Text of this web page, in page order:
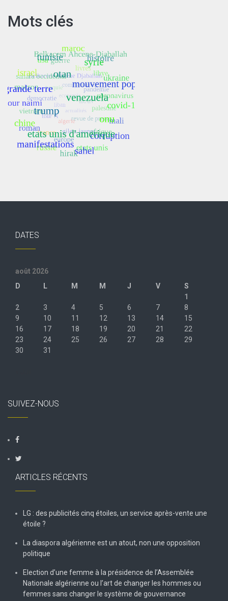
Mots clés
DATES
août 2026
D
L M M J V
S
1
2
3 4 5 6 7
8
9
10 11 12 13 14
15
16
17 18 19 20 21
22
23
24 25 26 27 28
29
30
31
SUIVEZ-NOUS
ARTICLES RÉCENTS
LG : des publicités cinq étoiles, un service après-vente une
étoile ?
La diaspora algérienne est un atout, non une opposition
politique
Election d’une femme à la présidence de l’Assemblée
Nationale algérienne ou l’art de changer les hommes ou
femmes sans changer le système de gouvernance